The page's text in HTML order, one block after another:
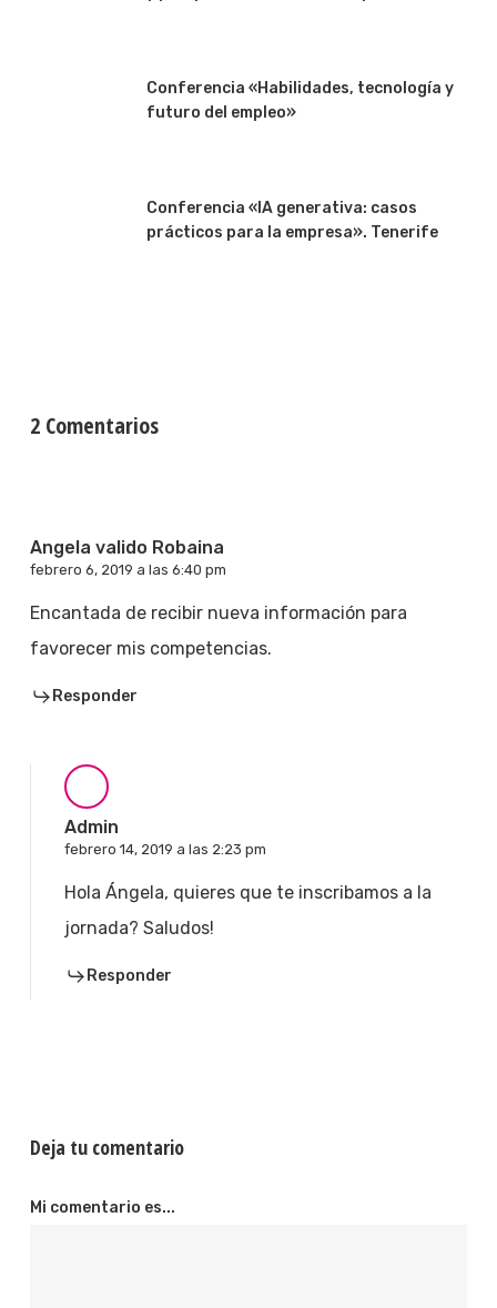
Conferencia «Habilidades, tecnología y
futuro del empleo»
Conferencia «IA generativa: casos
prácticos para la empresa». Tenerife
2 Comentarios
Angela valido Robaina
febrero 6, 2019 a las 6:40 pm
Encantada de recibir nueva información para
favorecer mis competencias.
Responder
Admin
febrero 14, 2019 a las 2:23 pm
Hola Ángela, quieres que te inscribamos a la
jornada? Saludos!
Responder
Deja tu comentario
Mi comentario es...